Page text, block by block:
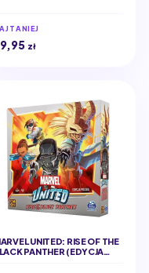
zł
UNITED: RISE OF THE
PANTHER (EDYCJA